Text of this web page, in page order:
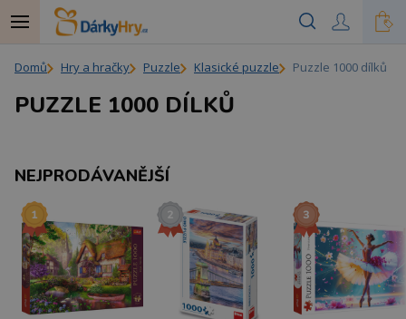
Domů Hry a hračky Puzzle Klasické puzzle Puzzle 1000 dílků
PUZZLE 1000 DÍLKŮ
NEJPRODÁVANĚJŠÍ